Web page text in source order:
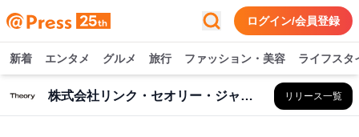
ログイン/会員登録
新着 エンタメ グルメ 旅行 ファッション・美容 ライフスタ
株式会社リンク・セオリー・ジャパン リリース一覧